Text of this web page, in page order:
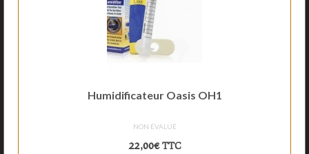
Humidificateur Oasis OH1
NON ÉVALUÉ
22,00€ TTC